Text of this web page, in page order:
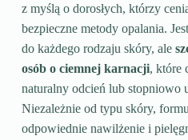
z myślą o dorosłych, którzy
bezpieczne metody opalania.
do każdego rodzaju skóry, ale
osób o ciemnej karnacji, które
naturalny odcień lub stopniowo
Niezależnie od typu skóry,
odpowiednie nawilżenie i